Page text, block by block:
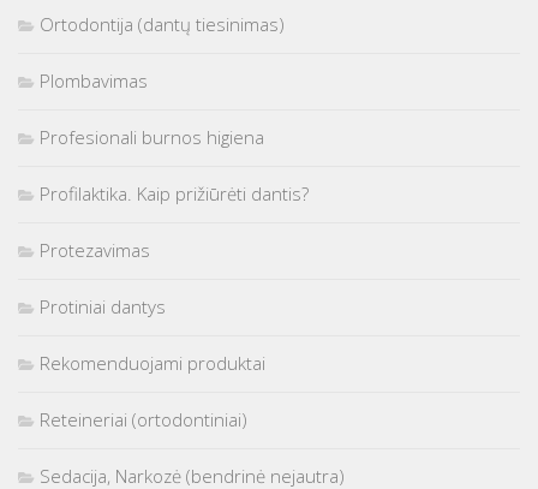
Ortodontija (dantų tiesinimas)
Plombavimas
Profesionali burnos higiena
Profilaktika. Kaip prižiūrėti dantis?
Protezavimas
Protiniai dantys
Rekomenduojami produktai
Reteineriai (ortodontiniai)
Sedacija, Narkozė (bendrinė nejautra)